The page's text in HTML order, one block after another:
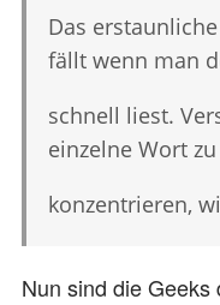
Das
fällt wenn man
schnell liest.
einzelne Wort zu
konzentrieren,
Nun sind die